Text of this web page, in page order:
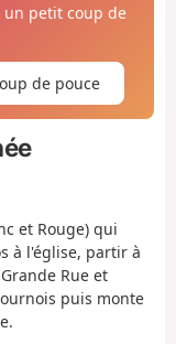
petit coup de
de pouce
et Rouge) qui
à l'église, partir à
Rue et
puis monte